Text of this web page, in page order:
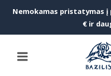
Nemokamas pristatymas
€ ir
Menu